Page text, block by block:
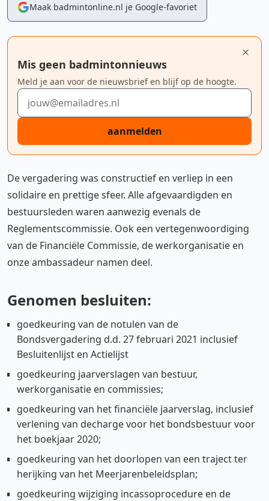
Maak badmintonline.nl je Google-favoriet
Mis geen badmintonnieuws
Meld je aan voor de nieuwsbrief en blijf op de hoogte.
E-mailadres
aanmelden
De vergadering was constructief en verliep in een
solidaire en prettige sfeer. Alle afgevaardigden en
bestuursleden waren aanwezig evenals de
Reglementscommissie. Ook een vertegenwoordiging
van de Financiële Commissie, de werkorganisatie en
onze ambassadeur namen deel.
Genomen besluiten:
goedkeuring van de notulen van de
Bondsvergadering d.d. 27 februari 2021 inclusief
Besluitenlijst en Actielijst
goedkeuring jaarverslagen van bestuur,
werkorganisatie en commissies;
goedkeuring van het financiële jaarverslag, inclusief
verlening van decharge voor het bondsbestuur voor
het boekjaar 2020;
goedkeuring van het doorlopen van een traject ter
herijking van het Meerjarenbeleidsplan;
goedkeuring wijziging incassoprocedure en de